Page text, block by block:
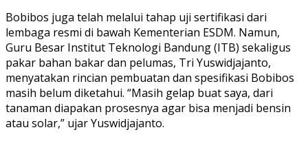
Bobibos juga telah melalui tahap uji sertifikasi dari
lembaga resmi di bawah Kementerian ESDM. Namun,
Guru Besar Institut Teknologi Bandung (ITB) sekaligus
pakar bahan bakar dan pelumas, Tri Yuswidjajanto,
menyatakan rincian pembuatan dan spesifikasi Bobibos
masih belum diketahui. “Masih gelap buat saya, dari
tanaman diapakan prosesnya agar bisa menjadi bensin
atau solar,” ujar Yuswidjajanto.